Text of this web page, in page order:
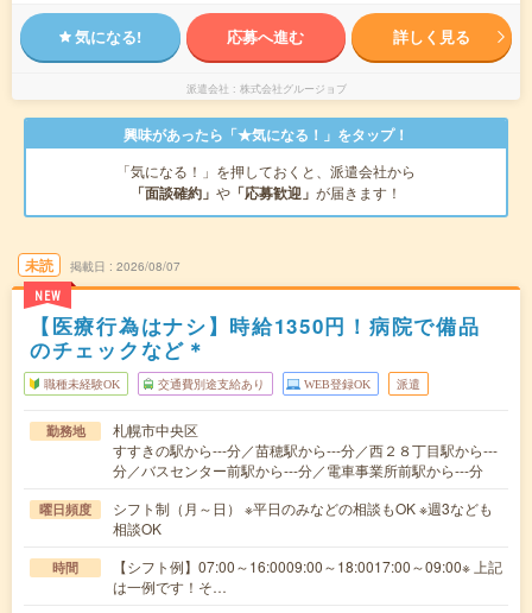
気になる! 応募へ進む 詳しく見る
派遣会社 株式会社グルージョブ
興味があったら「★気になる！」をタップ！
「気になる！」を押しておくと、派遣会社から
「面談確約」 や 「応募歓迎」 が届きます！
未読
NEW
掲載日 2026/08/07
【医療行為はナシ】時給1350円！病院で備品
のチェックなど＊
職種未経験OK 交通費別途支給あり WEB登録OK 派遣
勤務地
札幌市中央区
すすきの駅から---分／苗穂駅から---分／西２８丁目駅から---
分／バスセンター前駅から---分／電車事業所前駅から---分
曜日頻度
シフト制（月～日） ※平日のみなどの相談もOK ※週3なども
相談OK
時間
【シフト例】07:00～16:0009:00～18:0017:00～09:00※ 上記
は一例です！そ…